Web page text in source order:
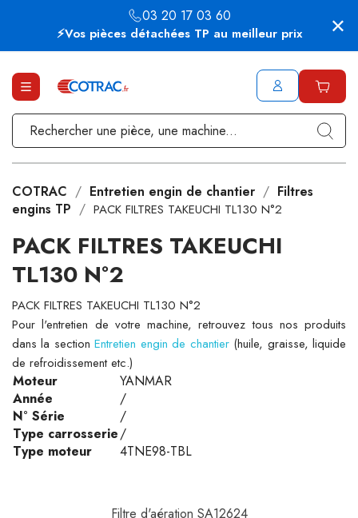
⚡Vos pièces détachées TP au meilleur prix
03 20 17 03 60
COTRAC Entretien engin de chantier
Filtres
engins TP
PACK FILTRES TAKEUCHI TL130 N°2
PACK FILTRES TAKEUCHI
TL130 N°2
PACK FILTRES TAKEUCHI TL130 N°2
Pour l'entretien de votre machine, retrouvez tous nos produits
dans la sectionEntretien engin de chantier(huile, graisse, liquide
de refroidissement etc.)
Moteur
YANMAR
Année
/
N° Série
/
Type carrosserie/
Type moteur
4TNE98-TBL
Filtre d'aération SA12624